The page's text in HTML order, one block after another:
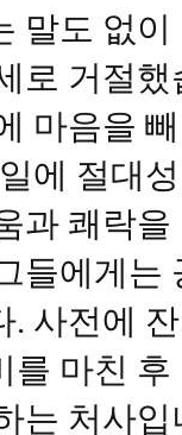
말도 없이
로 거절
마음을
에 절대
과 쾌락
들에게는
. 사전에
를 마친
는 처사